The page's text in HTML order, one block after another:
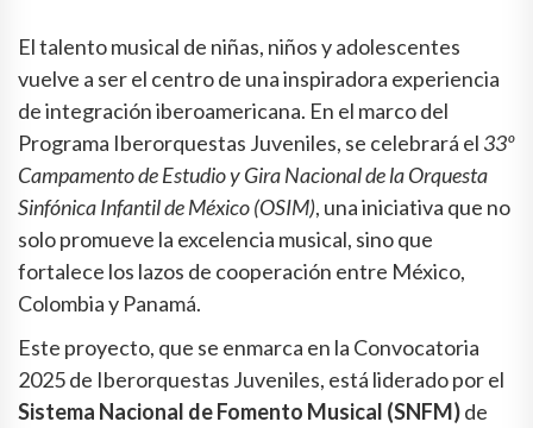
El talento musical de niñas, niños y adolescentes
vuelve a ser el centro de una inspiradora experiencia
de integración iberoamericana. En el marco del
Programa Iberorquestas Juveniles, se celebrará el 33º
Campamento de Estudio y Gira Nacional de la Orquesta
Sinfónica Infantil de México (OSIM), una iniciativa que no
solo promueve la excelencia musical, sino que
fortalece los lazos de cooperación entre México,
Colombia y Panamá.
Este proyecto, que se enmarca en la Convocatoria
2025 de Iberorquestas Juveniles, está liderado por el
Sistema Nacional de Fomento Musical (SNFM)de